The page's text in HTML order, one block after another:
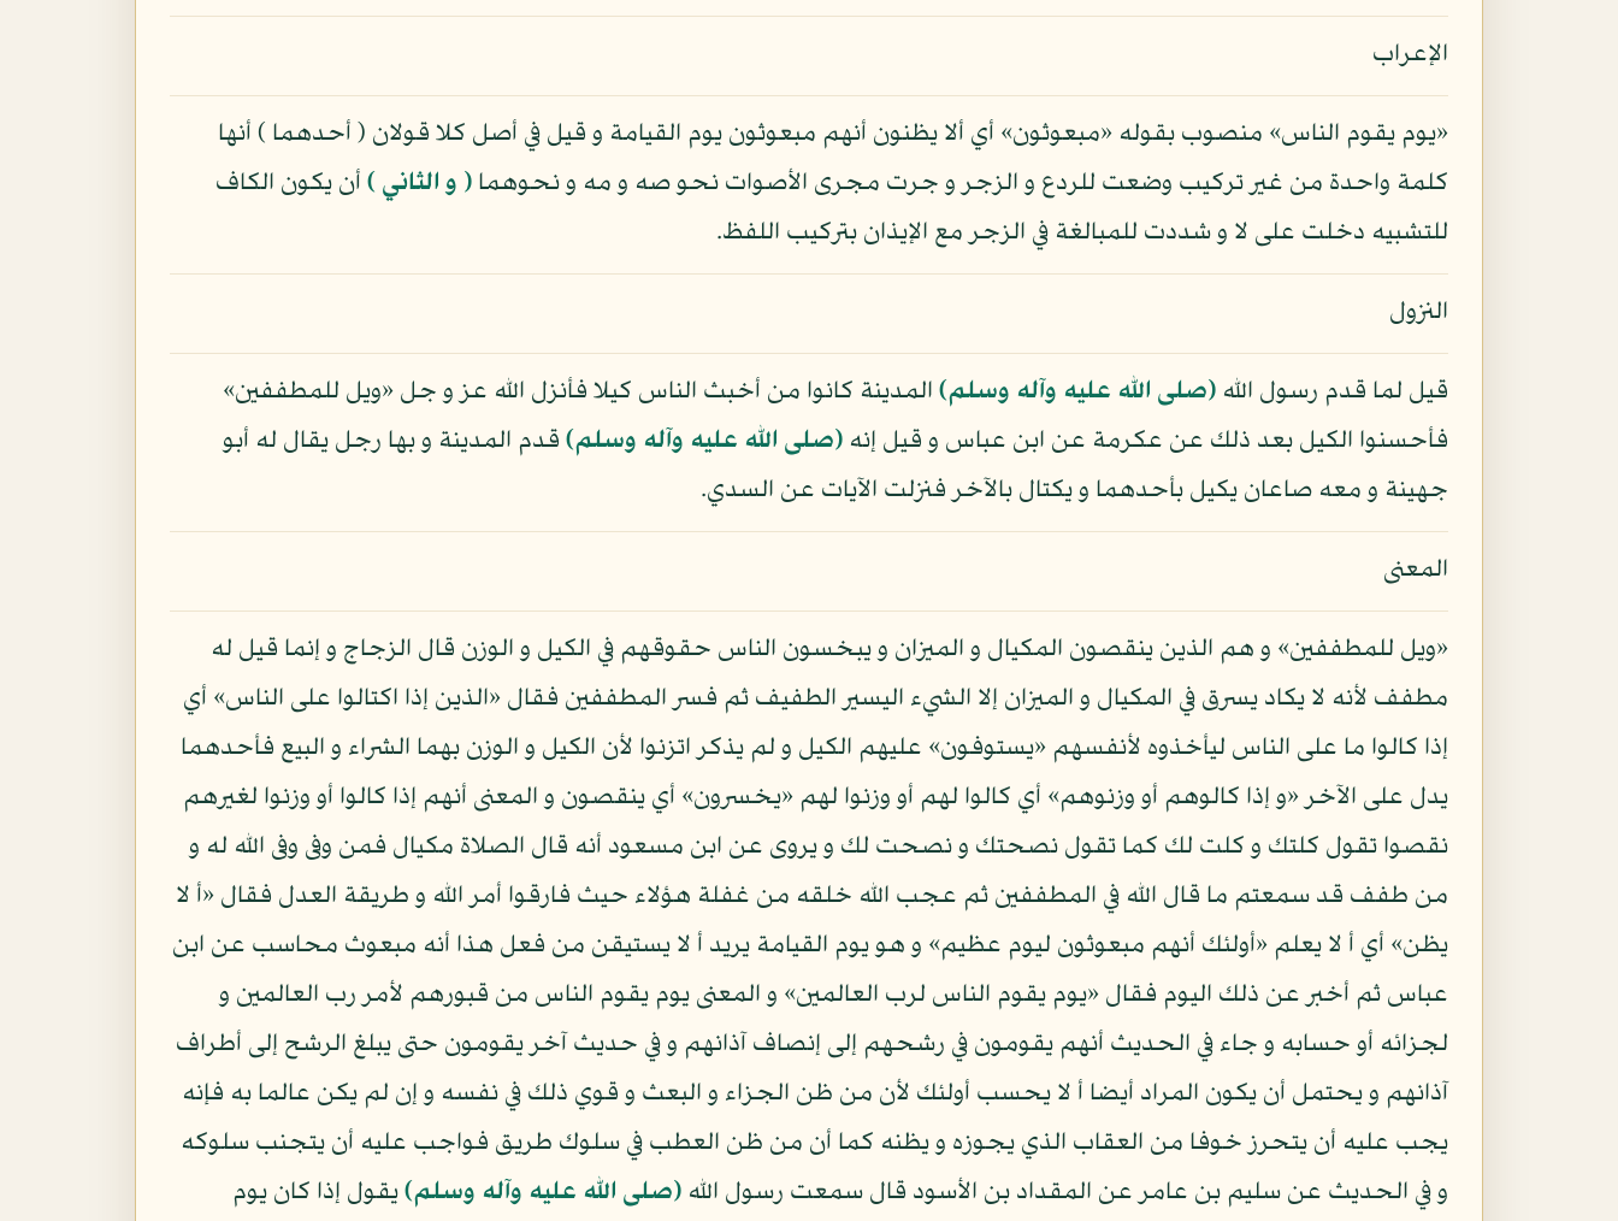
الإعراب
«يوم يقوم الناس» منصوب بقوله «مبعوثون» أي ألا يظنون أنهم مبعوثون يوم القيامة و قيل في أصل كلا قولان ( أحدهما ) أنها
كلمة واحدة من غير تركيب وضعت للردع و الزجر و جرت مجرى الأصوات نحو صه و مه و نحوهما ( و الثاني ) أن يكون الكاف
للتشبيه دخلت على لا و شددت للمبالغة في الزجر مع الإيذان بتركيب اللفظ.
النزول
قيل لما قدم رسول الله (صلى الله عليه وآله وسلم) المدينة كانوا من أخبث الناس كيلا فأنزل الله عز و جل «ويل للمطففين»
فأحسنوا الكيل بعد ذلك عن عكرمة عن ابن عباس و قيل إنه (صلى الله عليه وآله وسلم) قدم المدينة و بها رجل يقال له أبو
جهينة و معه صاعان يكيل بأحدهما و يكتال بالآخر فنزلت الآيات عن السدي.
المعنى
«ويل للمطففين» و هم الذين ينقصون المكيال و الميزان و يبخسون الناس حقوقهم في الكيل و الوزن قال الزجاج و إنما قيل له
مطفف لأنه لا يكاد يسرق في المكيال و الميزان إلا الشيء اليسير الطفيف ثم فسر المطففين فقال «الذين إذا اكتالوا على الناس» أي
إذا كالوا ما على الناس ليأخذوه لأنفسهم «يستوفون» عليهم الكيل و لم يذكر اتزنوا لأن الكيل و الوزن بهما الشراء و البيع فأحدهما
يدل على الآخر «و إذا كالوهم أو وزنوهم» أي كالوا لهم أو وزنوا لهم «يخسرون» أي ينقصون و المعنى أنهم إذا كالوا أو وزنوا لغيرهم
نقصوا تقول كلتك و كلت لك كما تقول نصحتك و نصحت لك و يروى عن ابن مسعود أنه قال الصلاة مكيال فمن وفى وفى الله له و
من طفف قد سمعتم ما قال الله في المطففين ثم عجب الله خلقه من غفلة هؤلاء حيث فارقوا أمر الله و طريقة العدل فقال «أ لا
يظن» أي أ لا يعلم «أولئك أنهم مبعوثون ليوم عظيم» و هو يوم القيامة يريد أ لا يستيقن من فعل هذا أنه مبعوث محاسب عن ابن
عباس ثم أخبر عن ذلك اليوم فقال «يوم يقوم الناس لرب العالمين» و المعنى يوم يقوم الناس من قبورهم لأمر رب العالمين و
لجزائه أو حسابه و جاء في الحديث أنهم يقومون في رشحهم إلى إنصاف آذانهم و في حديث آخر يقومون حتى يبلغ الرشح إلى أطراف
آذانهم و يحتمل أن يكون المراد أيضا أ لا يحسب أولئك لأن من ظن الجزاء و البعث و قوي ذلك في نفسه و إن لم يكن عالما به فإنه
يجب عليه أن يتحرز خوفا من العقاب الذي يجوزه و يظنه كما أن من ظن العطب في سلوك طريق فواجب عليه أن يتجنب سلوكه
و في الحديث عن سليم بن عامر عن المقداد بن الأسود قال سمعت رسول الله (صلى الله عليه وآله وسلم)يقول إذا كان يوم